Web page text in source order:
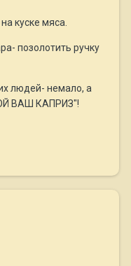
куске мяса.
позолотить ручку
людей- немало, а
ВАШ КАПРИЗ"!